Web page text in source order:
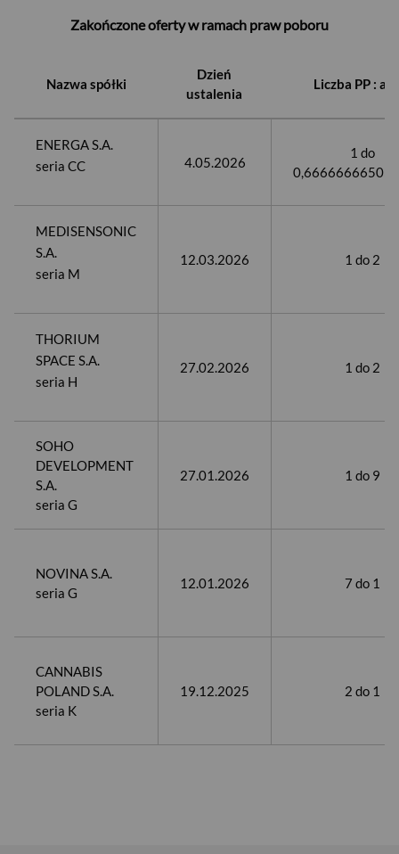
Zakończone oferty w ramach praw poboru
Nazwa spółki
Dzień
ustalenia
Liczba PP :
ENERGA S.A.
seria CC
4.05.2026​
1 do
MEDISENSONIC
S.A.
seria M
12.03.2026 1 do 2
THORIUM
SPACE S.A.
seria H
27.02.2026 1 do 2
SOHO
DEVELOPMENT
S.A.
seria G
​27.01.2026​ ​1 do 9
NOVINA S.A.
seria G
​12.01.2026​ 7 do 1
CANNABIS
POLAND S.A.
seria K
19.12.2025 2 do 1